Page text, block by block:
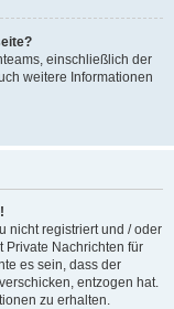
einschließlich der
weitere Informationen
nicht registriert und / oder
Private Nachrichten für
es sein, dass der
entzogen hat.
zu erhalten.